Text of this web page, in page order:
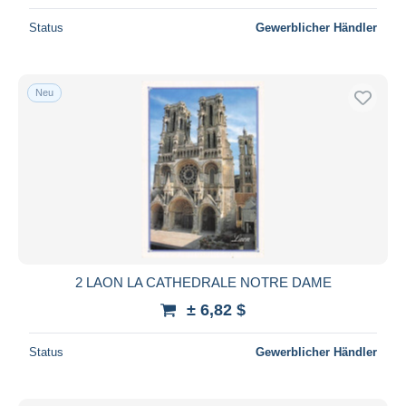
Status Gewerblicher Händler
Neu
2 LAON LA CATHEDRALE NOTRE DAME
± 6,82 $
Status Gewerblicher Händler